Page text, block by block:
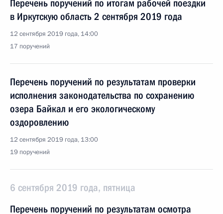
Перечень поручений по итогам рабочей поездки
в Иркутскую область 2 сентября 2019 года
12 сентября 2019 года, 14:00
17 поручений
Перечень поручений по результатам проверки
исполнения законодательства по сохранению
озера Байкал и его экологическому
оздоровлению
12 сентября 2019 года, 13:00
19 поручений
6 сентября 2019 года, пятница
Перечень поручений по результатам осмотра